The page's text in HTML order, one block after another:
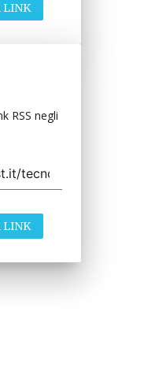
LINK
RSS negli
LINK